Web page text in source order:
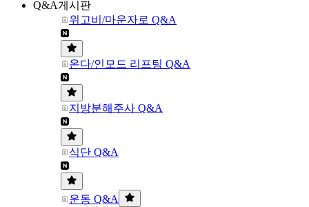
Q&A게시판
위고비/마운자로 Q&A
온다/인모드 리프팅 Q&A
지방분해주사 Q&A
식단 Q&A
운동 Q&A